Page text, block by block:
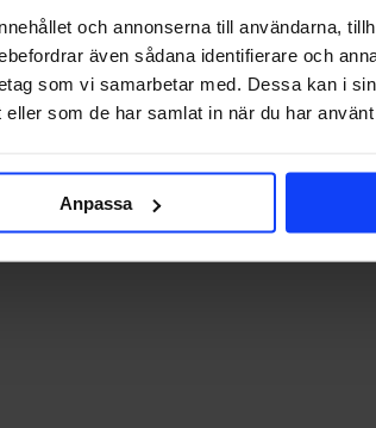
och annonserna till användarna,
även sådana identifierare och
som vi samarbetar med. Dessa kan i
som de har samlat in när du har
Anpassa